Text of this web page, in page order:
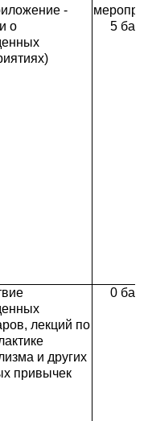
-
о
5
лекций по
и других
привычек
0